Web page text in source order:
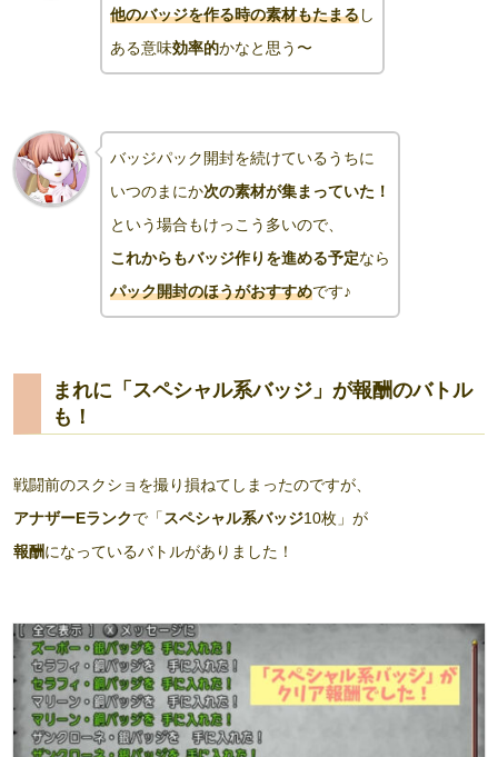
他のバッジを作る時の素材もたまるし
ある意味効率的かなと思う〜
バッジパック開封を続けているうちに
いつのまにか次の素材が集まっていた！
という場合もけっこう多いので、
これからもバッジ作りを進める予定なら
パック開封のほうがおすすめです♪
まれに「スペシャル系バッジ」が報酬のバトル
も！
戦闘前のスクショを撮り損ねてしまったのですが、
アナザーEランクで「 スペシャル系バッジ10枚」が
報酬になっているバトルがありました！